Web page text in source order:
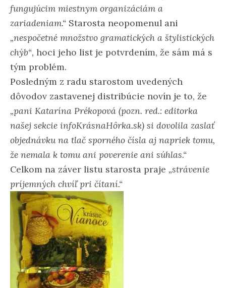
fungujúcim miestnym organizáciám a
zariadeniam.“ Starosta neopomenul ani
„nespočetné množstvo gramatických a štylistických
chýb“, hoci jeho list je potvrdením, že sám má s
tým problém.
Posledným z radu starostom uvedených
dôvodov zastavenej distribúcie novín je to, že
„pani Katarína Prékopová (pozn. red.: editorka
našej sekcie infoKrásnaHôrka.sk) si dovolila zaslať
objednávku na tlač sporného čísla aj napriek tomu,
že nemala k tomu ani poverenie ani súhlas.“
Celkom na záver listu starosta praje „strávenie
príjemných chvíľ pri čítaní.“